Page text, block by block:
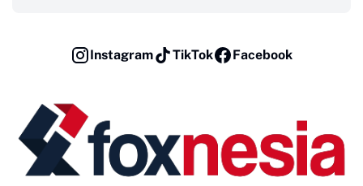
Instagram TikTok Facebook